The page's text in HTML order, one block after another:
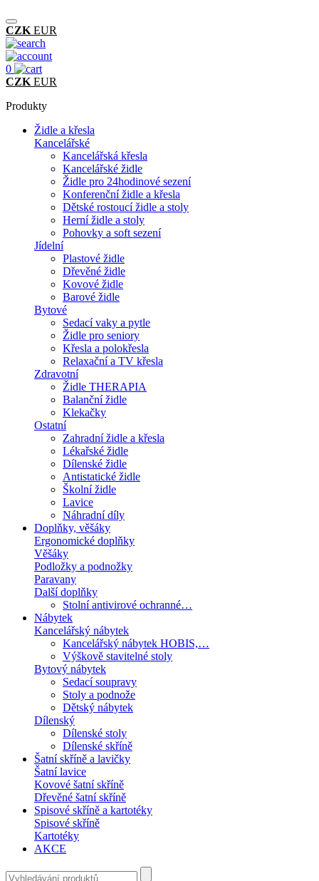
CZK EUR
0
CZK EUR
Produkty
Židle a křesla
Kancelářské
Kancelářská křesla
Kancelářské židle
Židle pro 24hodinové sezení
Konferenční židle a křesla
Dětské rostoucí židle a stoly
Herní židle a stoly
Pohovky a soft sezení
Jídelní
Plastové židle
Dřevěné židle
Kovové židle
Barové židle
Bytové
Sedací vaky a pytle
Židle pro seniory
Křesla a polokřesla
Relaxační a TV křesla
Zdravotní
Židle THERAPIA
Balanční židle
Klekačky
Ostatní
Zahradní židle a křesla
Lékařské židle
Dílenské židle
Antistatické židle
Školní židle
Lavice
Náhradní díly
Doplňky, věšáky
Ergonomické doplňky
Věšáky
Podložky a podnožky
Paravany
Další doplňky
Stolní antivirové ochranné…
Nábytek
Kancelářský nábytek
Kancelářský nábytek HOBIS,…
Výškově stavitelné stoly
Bytový nábytek
Sedací soupravy
Stoly a podnože
Dětský nábytek
Dílenský
Dílenské stoly
Dílenské skříně
Šatní skříně a lavičky
Šatní lavice
Kovové šatní skříně
Dřevěné šatní skříně
Spisové skříně a kartotéky
Spisové skříně
Kartotéky
AKCE